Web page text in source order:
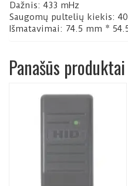
Dažnis: 433 mHz
Saugomų pultelių kiekis:
Išmatavimai: 74.5 mm *
Panašūs produktai